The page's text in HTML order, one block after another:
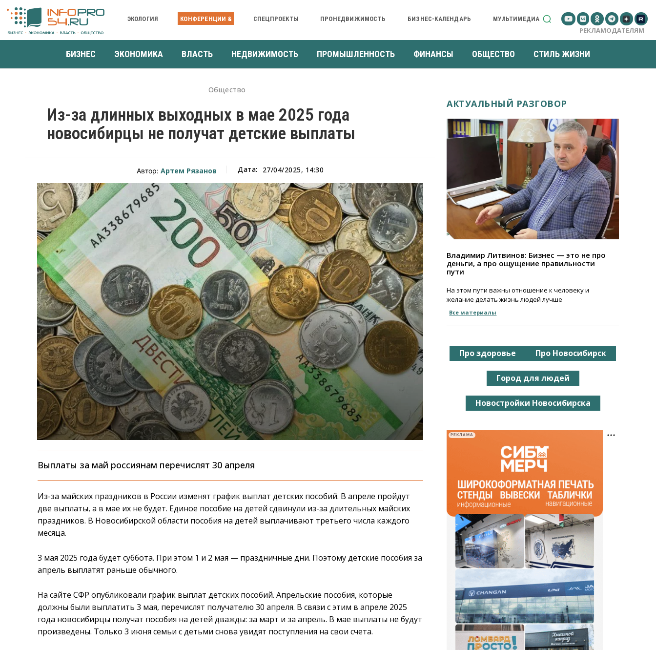
ЭКОЛОГИЯ КОНФЕРЕНЦИИ & СПЕЦПРОЕКТЫ ПРОНЕДВИЖИМОСТЬ БИЗНЕС-КАЛЕНДАРЬ МУЛЬТИМЕДИА
РЕКЛАМОДАТЕЛЯМ
БИЗНЕС ЭКОНОМИКА ВЛАСТЬ НЕДВИЖИМОСТЬ ПРОМЫШЛЕННОСТЬ ФИНАНСЫ ОБЩЕСТВО СТИЛЬ ЖИЗНИ
Общество
Из-за длинных выходных в мае 2025 года
новосибирцы не получат детские выплаты
Автор:Артем Рязанов Дата: 27/04/2025, 14:30
Выплаты за май россиянам перечислят 30 апреля
Из-за майских праздников в России изменят график выплат детских пособий. В апреле пройдут
две выплаты, а в мае их не будет. Единое пособие на детей сдвинули из-за длительных майских
праздников. В Новосибирской области пособия на детей выплачивают третьего числа каждого
месяца.
3 мая 2025 года будет суббота. При этом 1 и 2 мая — праздничные дни. Поэтому детские пособия за
апрель выплатят раньше обычного.
На сайте СФР опубликовали график выплат детских пособий. Апрельские пособия, которые
должны были выплатить 3 мая, перечислят получателю 30 апреля. В связи с этим в апреле 2025
года новосибирцы получат пособия на детей дважды: за март и за апрель. В мае выплаты не будут
произведены. Только 3 июня семьи с детьми снова увидят поступления на свои счета.
АКТУАЛЬНЫЙ РАЗГОВОР
Владимир Литвинов: Бизнес — это не про
деньги, а про ощущение правильности
пути
На этом пути важны отношение к человеку и
желание делать жизнь людей лучше
Все материалы
Про здоровье Про Новосибирск
Город для людей
Новостройки Новосибирска
РЕКЛАМА